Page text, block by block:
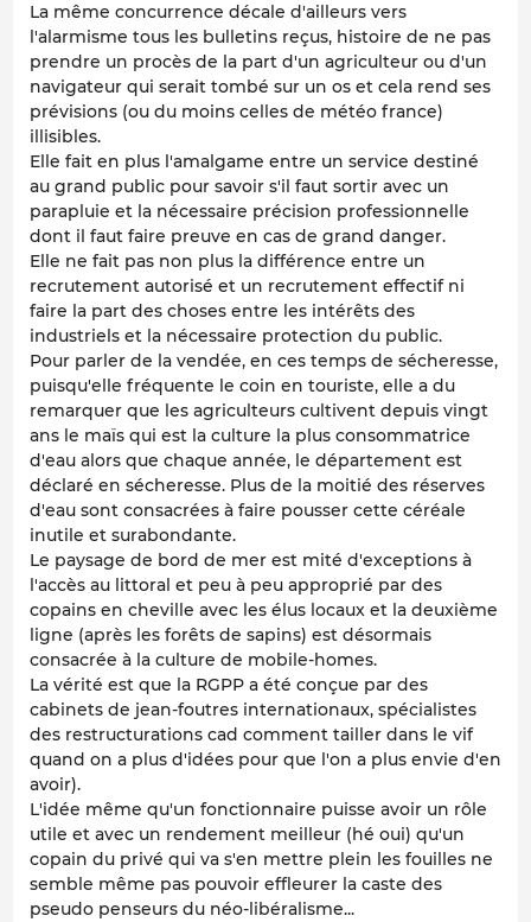
La même concurrence décale d'ailleurs vers
l'alarmisme tous les bulletins reçus, histoire de ne pas
prendre un procès de la part d'un agriculteur ou d'un
navigateur qui serait tombé sur un os et cela rend ses
prévisions (ou du moins celles de météo france)
illisibles.
Elle fait en plus l'amalgame entre un service destiné
au grand public pour savoir s'il faut sortir avec un
parapluie et la nécessaire précision professionnelle
dont il faut faire preuve en cas de grand danger.
Elle ne fait pas non plus la différence entre un
recrutement autorisé et un recrutement effectif ni
faire la part des choses entre les intérêts des
industriels et la nécessaire protection du public.
Pour parler de la vendée, en ces temps de sécheresse,
puisqu'elle fréquente le coin en touriste, elle a du
remarquer que les agriculteurs cultivent depuis vingt
ans le maïs qui est la culture la plus consommatrice
d'eau alors que chaque année, le département est
déclaré en sécheresse. Plus de la moitié des réserves
d'eau sont consacrées à faire pousser cette céréale
inutile et surabondante.
Le paysage de bord de mer est mité d'exceptions à
l'accès au littoral et peu à peu approprié par des
copains en cheville avec les élus locaux et la deuxième
ligne (après les forêts de sapins) est désormais
consacrée à la culture de mobile-homes.
La vérité est que la RGPP a été conçue par des
cabinets de jean-foutres internationaux, spécialistes
des restructurations cad comment tailler dans le vif
quand on a plus d'idées pour que l'on a plus envie d'en
avoir).
L'idée même qu'un fonctionnaire puisse avoir un rôle
utile et avec un rendement meilleur (hé oui) qu'un
copain du privé qui va s'en mettre plein les fouilles ne
semble même pas pouvoir effleurer la caste des
pseudo penseurs du néo-libéralisme...